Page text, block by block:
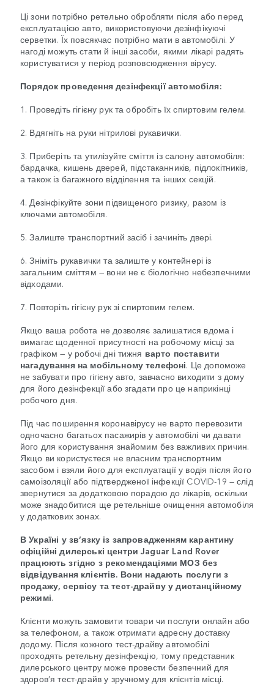
Ці зони потрібно ретельно обробляти після або перед
експлуатацією авто, використовуючи дезінфікуючі
серветки. Їх повсякчас потрібно мати в автомобілі. У
нагоді можуть стати й інші засоби, якими лікарі радять
користуватися у період розповсюдження вірусу.
Порядок проведення дезінфекції автомобіля:
1. Проведіть гігієну рук та обробіть їх спиртовим гелем.
2. Вдягніть на руки нітрилові рукавички.
3. Приберіть та утилізуйте сміття із салону автомобіля:
бардачка, кишень дверей, підстаканників, підлокітників,
а також із багажного відділення та інших секцій.
4. Дезінфікуйте зони підвищеного ризику, разом із
ключами автомобіля.
5. Залиште транспортний засіб і зачиніть двері.
6. Зніміть рукавички та залиште у контейнері із
загальним сміттям — вони не є біологічно небезпечними
відходами.
7. Повторіть гігієну рук зі спиртовим гелем.
Якщо ваша робота не дозволяє залишатися вдома і
вимагає щоденної присутності на робочому місці за
графіком — у робочі дні тижня варто поставити
нагадування на мобільному телефоні. Це допоможе
не забувати про гігієну авто, завчасно виходити з дому
для його дезінфекції або згадати про це наприкінці
робочого дня.
Під час поширення коронавірусу не варто перевозити
одночасно багатьох пасажирів у автомобілі чи давати
його для користування знайомим без важливих причин.
Якщо ви користуєтеся не власним транспортним
засобом і взяли його для експлуатації у водія після його
самоізоляції або підтвердженої інфекції COVID-19 — слід
звернутися за додатковою порадою до лікарів, оскільки
може знадобитися ще ретельніше очищення автомобіля
у додаткових зонах.
В Україні у зв’язку із запровадженням карантину
офіційні дилерські центри Jaguar Land Rover
працюють згідно з рекомендаціями МОЗ без
відвідування клієнтів. Вони надають послуги з
продажу, сервісу та тест-драйву у дистанційному
режимі.
Клієнти можуть замовити товари чи послуги онлайн або
за телефоном, а також отримати адресну доставку
додому. Після кожного тест-драйву автомобілі
проходять ретельну дезінфекцію, тому представник
дилерського центру може провести безпечний для
здоров’я тест-драйв у зручному для клієнтів місці.